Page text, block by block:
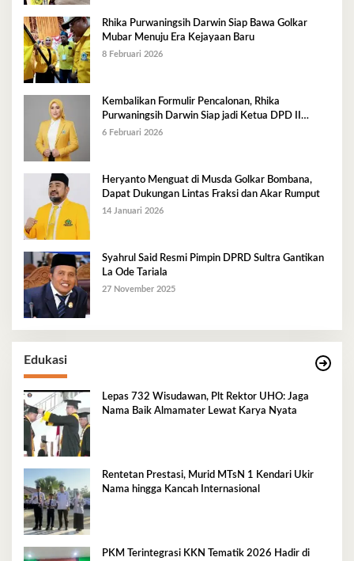
Rhika Purwaningsih Darwin Siap Bawa Golkar
Mubar Menuju Era Kejayaan Baru
8 Februari 2026
Kembalikan Formulir Pencalonan, Rhika
Purwaningsih Darwin Siap jadi Ketua DPD II
Golkar Mubar
6 Februari 2026
Heryanto Menguat di Musda Golkar Bombana,
Dapat Dukungan Lintas Fraksi dan Akar Rumput
14 Januari 2026
Syahrul Said Resmi Pimpin DPRD Sultra Gantikan
La Ode Tariala
27 November 2025
Edukasi
Lepas 732 Wisudawan, Plt Rektor UHO: Jaga
Nama Baik Almamater Lewat Karya Nyata
Rentetan Prestasi, Murid MTsN 1 Kendari Ukir
Nama hingga Kancah Internasional
PKM Terintegrasi KKN Tematik 2026 Hadir di